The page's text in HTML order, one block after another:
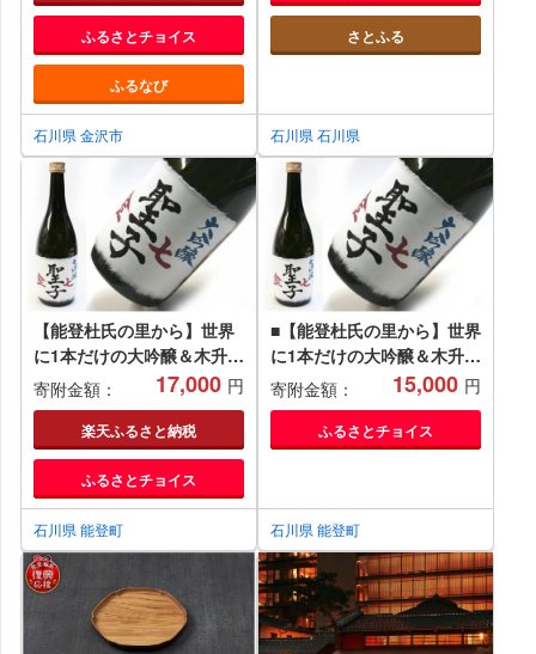
ふるさとチョイス
ふるなび
石川県 金沢市
さとふる
石川県 石川県
【能登杜氏の里から】世界
に1本だけの大吟醸＆木升セ
ット
寄附金額： 17,000 円
楽天ふるさと納税
ふるさとチョイス
石川県 能登町
■【能登杜氏の里から】世界
に1本だけの大吟醸＆木升セ
ット
寄附金額： 15,000 円
ふるさとチョイス
石川県 能登町